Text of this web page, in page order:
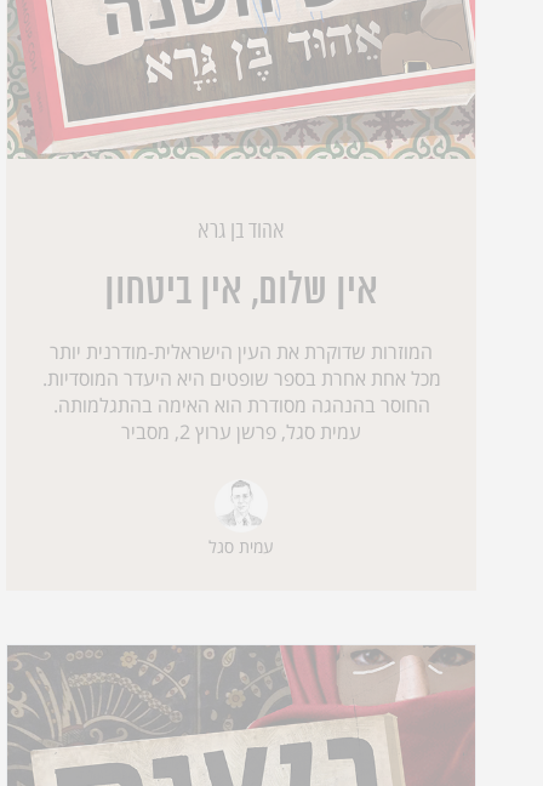
אהוד בן גרא
אין שלום, אין ביטחון
המוזרות שדוקרת את העין הישראלית-מודרנית יותר
מכל אחת אחרת בספר שופטים היא היעדר המוסדיות.
החוסר בהנהגה מסודרת הוא האימה בהתגלמותה.
עמית סגל, פרשן ערוץ 2, מסביר
עמית סגל